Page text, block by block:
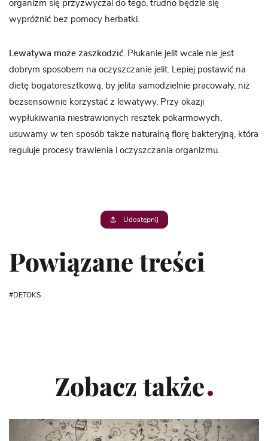
organizm się przyzwyczai do tego, trudno będzie się
wypróżnić bez pomocy herbatki.
Lewatywa może zaszkodzić . Płukanie jelit wcale nie jest
dobrym sposobem na oczyszczanie jelit. Lepiej postawić na
dietę bogatoresztkową, by jelita samodzielnie pracowały, niż
bezsensownie korzystać z lewatywy. Przy okazji
wypłukiwania niestrawionych resztek pokarmowych,
usuwamy w ten sposób także naturalną florę bakteryjną, która
reguluje procesy trawienia i oczyszczania organizmu.
Udostępnij
Powiązane treści
DETOKS
Zobacz także